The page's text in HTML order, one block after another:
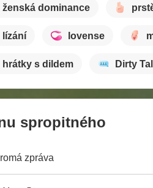
ženská dominance
lízání lovense
hrátky s dildem Dirty
spropitného
zpráva